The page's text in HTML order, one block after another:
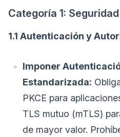
Categoría 1:
1.1 Autenticación y
Imponer
Estandarizada:
PKCE para
TLS mutuo (mTLS)
de mayor valor.